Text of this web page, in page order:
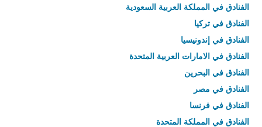
الفنادق في المملكة العربية السعودية
الفنادق في تركيا
الفنادق في إندونيسيا
الفنادق في الامارات العربية المتحدة
الفنادق في البحرين
الفنادق في مصر
الفنادق في فرنسا
الفنادق في المملكة المتحدة